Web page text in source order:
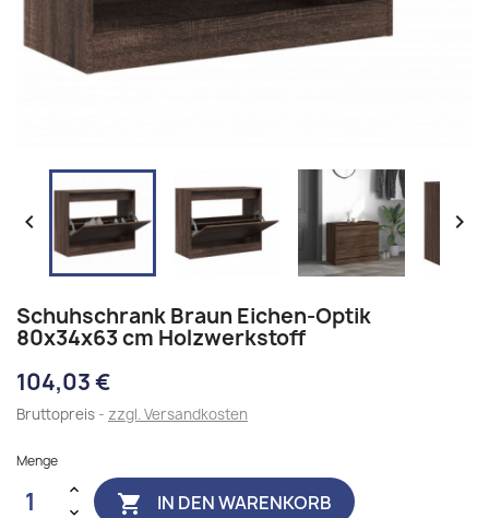
 
Schuhschrank Braun Eichen-Optik
80x34x63 cm Holzwerkstoff
104,03 €
Bruttopreis zzgl. Versandkosten
Menge
 IN DEN WARENKORB